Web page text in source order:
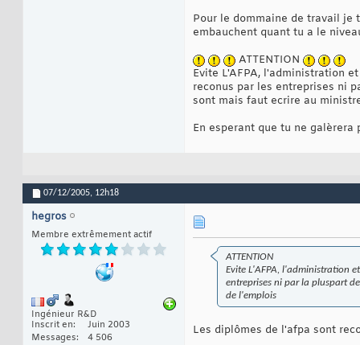
Pour le dommaine de travail je
embauchent quant tu a le
ATTENTION
Evite L'AFPA, l'administration
reconus par les entreprises ni
sont mais faut ecrire au
En esperant que tu ne
07/12/2005, 12h18
hegros
Membre extrêmement actif
Ingénieur R&D
Inscrit en
Juin 2003
Messages
4 506
ATTENTION
Evite L'AFPA, l'administration
entreprises ni par la pluspart
de l'emplois
Les diplômes de l'afpa sont